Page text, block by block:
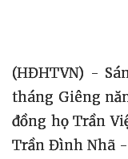
(HĐHTVN) -
tháng Giêng
đồng họ Trần
Trần Đình Nhã